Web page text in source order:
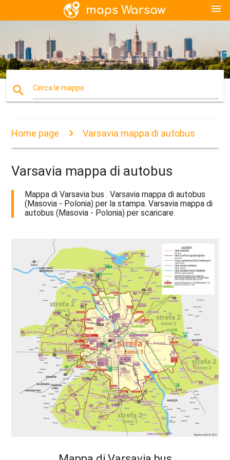
menu
search Cerca le mappe
Home page Varsavia mappa di autobus
Varsavia mappa di autobus
Mappa di Varsavia bus . Varsavia mappa di autobus
(Masovia - Polonia) per la stampa. Varsavia mappa di
autobus (Masovia - Polonia) per scaricare.